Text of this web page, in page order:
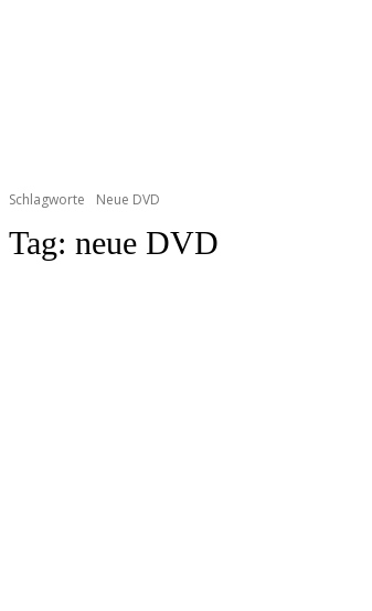
Schlagworte Neue DVD
Tag: neue DVD